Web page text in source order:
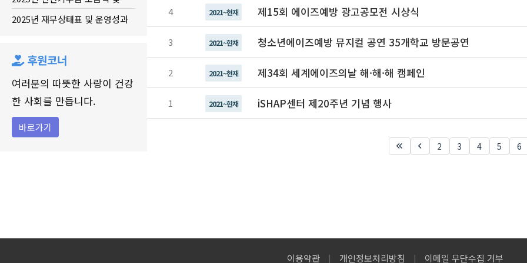
활...
2025년 재무상태표 및 운영성과
후원코너
여러분의 따뜻한 사랑이 건강
한 사회를 만듭니다.
바로가기
4 2021~현재 제15회 에이즈예방 광고공모전 시상식
3 2021~현재 청소년에이즈예방 뮤지컬 공연 35개학교 방문공연
2 2021~현재 제34회 세계에이즈의날 해·해·해 캠페인
1 2021~현재 iSHAP센터 제20주년 기념 행사
2 3 4 5 6
이용약관 | 개인정보처리방침 | 이메일 무단수집 거부